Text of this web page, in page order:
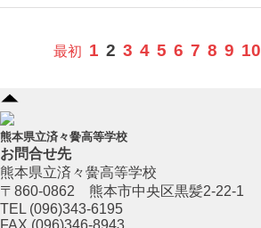
最初 1 2 3 4 5 6 7 8 9 10
熊本県立済々黌高等学校
お問合せ先
熊本県立済々黌高等学校
〒860-0862 熊本市中央区黒髪2-22-1
TEL (096)343-6195
FAX (096)346-8943